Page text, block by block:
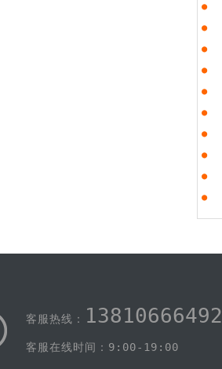
●
●
●
●
●
●
●
●
●
●
客服热线： 13810666492
客服在线时间：9:00-19:00